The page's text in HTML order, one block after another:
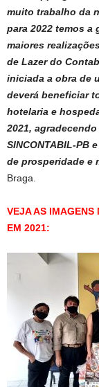
muito trabalho da
para 2022 temos a
maiores
de Lazer do
iniciada a obra de
deverá beneficiar
hotelaria e
2021,
SINCONTABIL-PB
de prosperidade e
Braga.
VEJA AS IMAGENS
EM 2021: